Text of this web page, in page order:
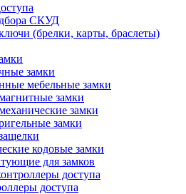
СКУД
(брелки, карты, браслеты)
замки
мебельные замки
замки
замки
замки
кодовые замки
для замков
доступа
доступа